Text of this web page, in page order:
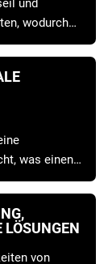
wodurch
und die
direkt
was einen
von